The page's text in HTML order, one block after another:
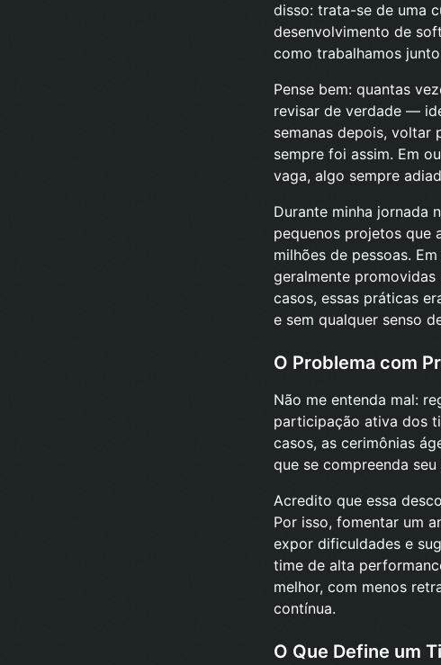
disso: trata-se de uma
desenvolvimento de
como trabalhamos
Pense bem: quantas
revisar de verdade —
semanas depois, voltar
sempre foi assim. Em
vaga, algo sempre
Durante minha jornada
pequenos projetos que
milhões de pessoas.
geralmente
casos, essas práticas
e sem qualquer senso
O Problema com
Não me entenda mal:
participação ativa dos
casos, as cerimônias
que se compreenda
Acredito que essa
Por isso, fomentar um
expor dificuldades e
time de alta
melhor, com menos
contínua.
O Que Define um